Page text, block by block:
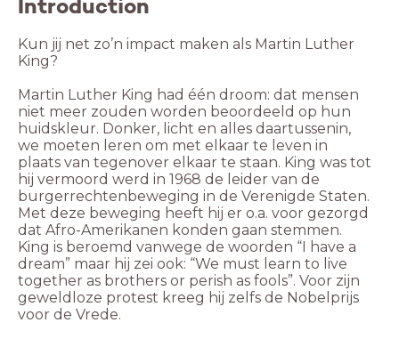
Introduction
Kun jij net zo’n impact maken als Martin Luther
King?
Martin Luther King had één droom: dat mensen
niet meer zouden worden beoordeeld op hun
huidskleur. Donker, licht en alles daartussenin,
we moeten leren om met elkaar te leven in
plaats van tegenover elkaar te staan. King was tot
hij vermoord werd in 1968 de leider van de
burgerrechtenbeweging in de Verenigde Staten.
Met deze beweging heeft hij er o.a. voor gezorgd
dat Afro-Amerikanen konden gaan stemmen.
King is beroemd vanwege de woorden “I have a
dream” maar hij zei ook: “We must learn to live
together as brothers or perish as fools”. Voor zijn
geweldloze protest kreeg hij zelfs de Nobelprijs
voor de Vrede.